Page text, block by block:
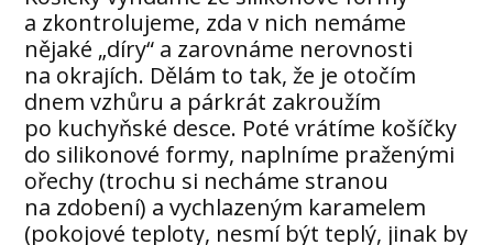
a zkontrolujeme, zda v nich nemáme
nějaké „díry“ a zarovnáme nerovnosti
na okrajích. Dělám to tak, že je otočím
dnem vzhůru a párkrát zakroužím
po kuchyňské desce. Poté vrátíme košíčky
do silikonové formy, naplníme praženými
ořechy (trochu si necháme stranou
na zdobení) a vychlazeným karamelem
(pokojové teploty, nesmí být teplý, jinak by